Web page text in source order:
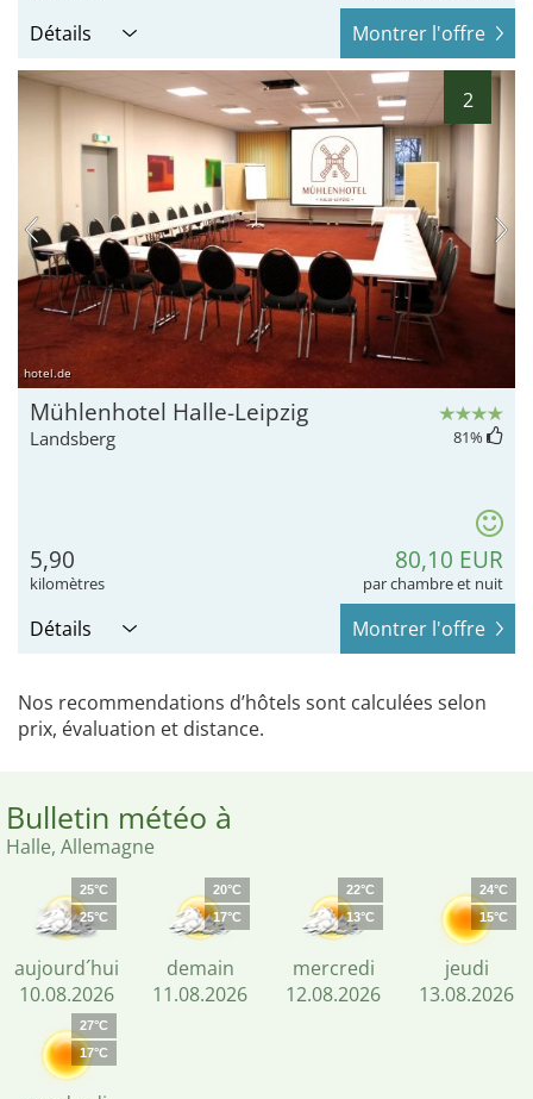
Détails Montrer l'offre
2
hotel.de
Mühlenhotel Halle-Leipzig
Landsberg 81%
5,90
kilomètres
80,10 EUR
par chambre et nuit
Détails Montrer l'offre
Nos recommendations d’hôtels sont calculées selon
prix, évaluation et distance.
Bulletin météo à
Halle, Allemagne
25°C
25°C
aujourd´hui
10.08.2026
20°C
17°C
demain
11.08.2026
22°C
13°C
mercredi
12.08.2026
24°C
15°C
jeudi
13.08.2026
27°C
17°C